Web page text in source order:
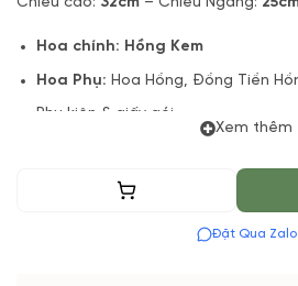
Hoa chính: Hồng Kem
Hoa Phụ: Hoa Hồng, Đồng Tiền
Phụ kiện & giấy gói
Bởi vì: một số loại hoa trong mẫu
chất lượng không đảm bảo nếu có
Xem thêm
Thêm vào giỏ
Đặt Qua Zalo